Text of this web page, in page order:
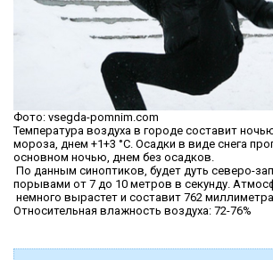
Фото: vsegda-pomnim.com
Температура воздуха в городе составит
мороза, днем +1+3 °C. Осадки в виде снега
основном ночью, днем без осадков.
По данным синоптиков, будет дуть северо-
порывами от 7 до 10 метров в секунду.
немного вырастет и составит 762
Относительная влажность воздуха: 72-76%